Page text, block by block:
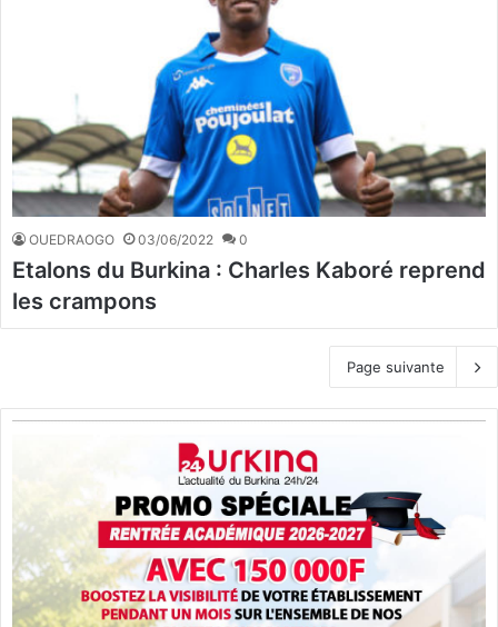
OUEDRAOGO 03/06/2022 0
Etalons du Burkina : Charles Kaboré reprend
les crampons
Page suivante